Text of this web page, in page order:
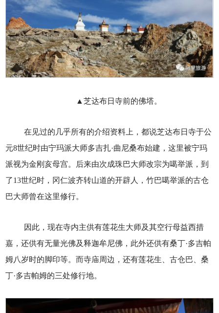
▲芝达布日寺前的佛塔。
在见过的几乎所有的介绍资料上，都说芝达布日寺于公
元8世纪时由宁玛派大师多吉扎·曲尼桑布始建，这里被宁玛
派视为金刚亥母宫。后来由次成珠巴大师改宗为噶举派，到
了13世纪时，冈仁波齐转山道的开辟人，竹巴噶举派的古仓
巴大师曾在这里修行。
因此，现在寺内主供有莲花生大师及其空行母益西措
嘉，还供有无量光佛及释迦牟尼佛，此外还供有桑丁·多吉帕
姆八岁时的脚印等。而寺庙周边，还有莲花生、古仓巴、桑
丁·多吉帕姆的三处修行地。